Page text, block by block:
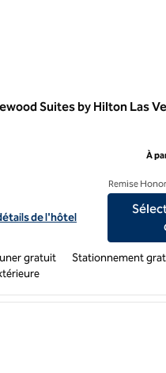
Suites by Hilton Las
de l'hôtel Homewood
de l'hôtel
À
Remise
gratuit
Stationnement